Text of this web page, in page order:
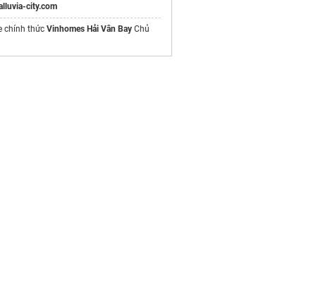
city.com
chính thức Vinhomes Hải Vân Bay Chủ